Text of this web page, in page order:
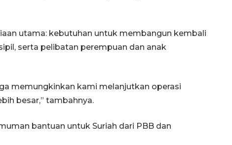
utama: kebutuhan untuk membangun kembali
serta pelibatan perempuan dan anak
memungkinkan kami melanjutkan operasi
besar,” tambahnya.
bantuan untuk Suriah dari PBB dan